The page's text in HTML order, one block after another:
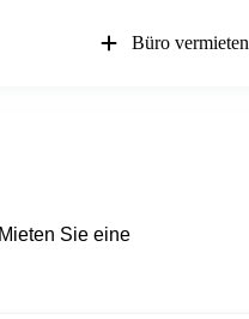
Büro vermieten
Sie eine